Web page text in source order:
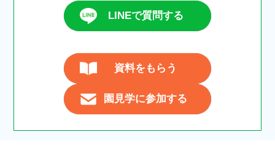
LINEで質問する
資料をもらう
園見学に参加する